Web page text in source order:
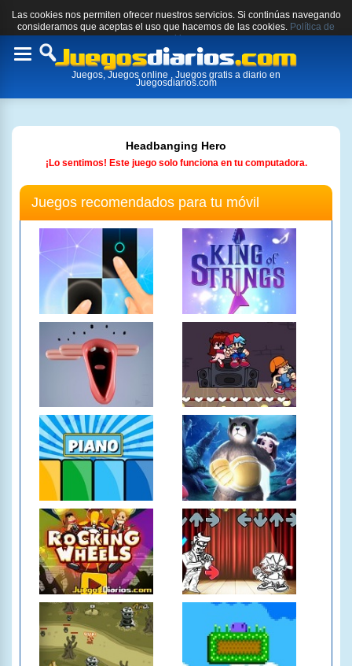
Las cookies nos permiten ofrecer nuestros servicios. Si continúas navegando
consideramos que aceptas el uso que hacemos de las cookies. Política de
cookies.
Toggle
Juegos, Juegos online , Juegos gratis a diario en
Juegosdiarios.com
Headbanging Hero
¡Lo sentimos! Este juego solo funciona en tu computadora.
Juegos recomendados para tu móvil